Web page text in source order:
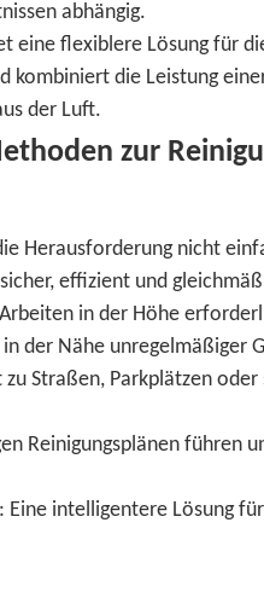
abhängig.
eine flexiblere Lösung für
kombiniert die Leistung
der Luft.
zur
Herausforderung nicht
effizient und
in der Höhe
der Nähe unregelmäßiger
Straßen, Parkplätzen
Reinigungsplänen führen